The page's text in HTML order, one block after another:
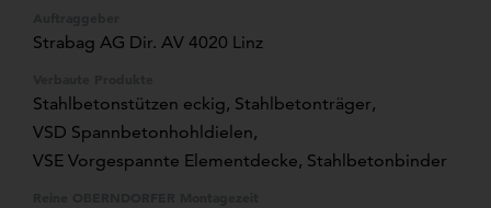
Strabag AG Dir. AV 4020 Linz
Stahlbetonstützen eckig, Stahlbetonträger,
VSD Spannbetonhohldielen,
VSE Vorgespannte Elementdecke, Stahlbetonbinder